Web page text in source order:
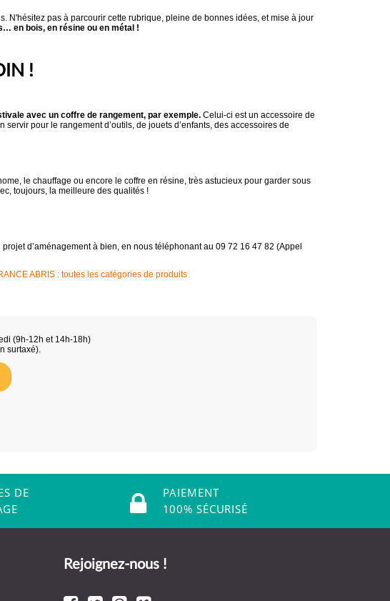
N'hésitez pas à parcourir cette rubrique, pleine de bonnes idées, et mise à jour
en bois, en résine ou en métal !
!
avec un coffre de rangement, par exemple. Celui-ci est un accessoire de
pour le rangement d’outils, de jouets d’enfants, des accessoires de
le chauffage ou encore le coffre en résine, très astucieux pour garder sous
toujours, la meilleure des qualités !
d’aménagement à bien, en nous téléphonant au 09 72 16 47 82 (Appel
ABRIS : toutes les catégories de produits
(9h-12h et 14h-18h)
surtaxé).
DE
PAIEMENT
100% SÉCURISÉ
Rejoignez-nous !